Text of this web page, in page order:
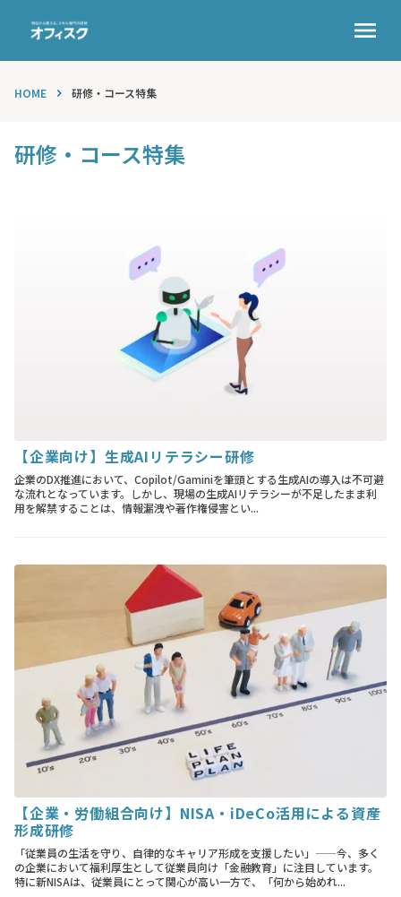
menu
HOME keyboard_arrow_right 研修・コース特集
研修・コース特集
【企業向け】生成AIリテラシー研修
企業のDX推進において、Copilot/Gaminiを筆頭とする生成AIの導入は不可避
な流れとなっています。しかし、現場の生成AIリテラシーが不足したまま利
用を解禁することは、情報漏洩や著作権侵害とい...
【企業・労働組合向け】NISA・iDeCo活用による資産
形成研修
「従業員の生活を守り、自律的なキャリア形成を支援したい」——今、多く
の企業において福利厚生として従業員向け「金融教育」に注目しています。
特に新NISAは、従業員にとって関心が高い一方で、「何から始めれ...